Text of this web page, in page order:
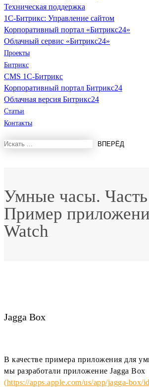
Техническая поддержка
1С-Битрикс: Управление сайтом
Корпоративный портал «Битрикс24»
Облачный сервис «Битрикс24»
Проекты
Битрикс
CMS 1С-Битрикс
Корпоративный портал Битрикс24
Облачная версия Битрикс24
Статьи
Контакты
Умные часы.
Пример
Watch
Jagga Box
В качестве примера приложения для
мы разработали приложение Jagga Box
(https://apps.apple.com/us/app/jagga-box/